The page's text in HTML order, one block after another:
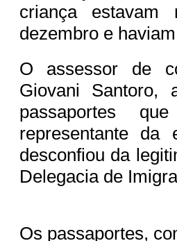
criança
dezembro e
O assessor de
Giovani Santoro,
passaportes
representante da
desconfiou da
Delegacia de
Os passaportes,